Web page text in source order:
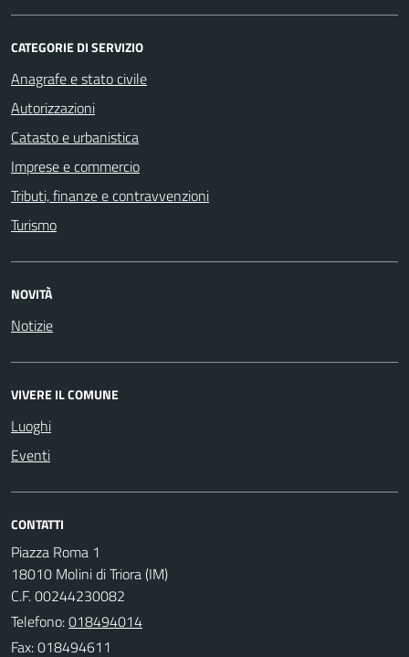
CATEGORIE DI SERVIZIO
Anagrafe e stato civile
Autorizzazioni
Catasto e urbanistica
Imprese e commercio
Tributi, finanze e contravvenzioni
Turismo
NOVITÀ
Notizie
VIVERE IL COMUNE
Luoghi
Eventi
CONTATTI
Piazza Roma 1
18010 Molini di Triora (IM)
C.F. 00244230082
Telefono:018494014
Fax: 018494611